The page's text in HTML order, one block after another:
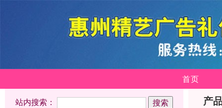
首页
站内搜索： 产